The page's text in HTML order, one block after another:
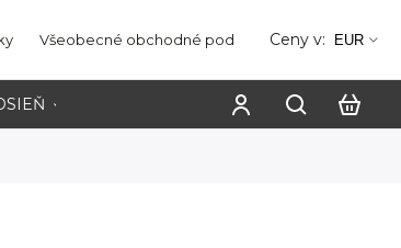
Všeobecné obchodné podmienky Ochrana
Ceny v: EUR